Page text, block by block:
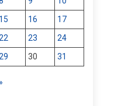
15 16
17
23
24
30 31